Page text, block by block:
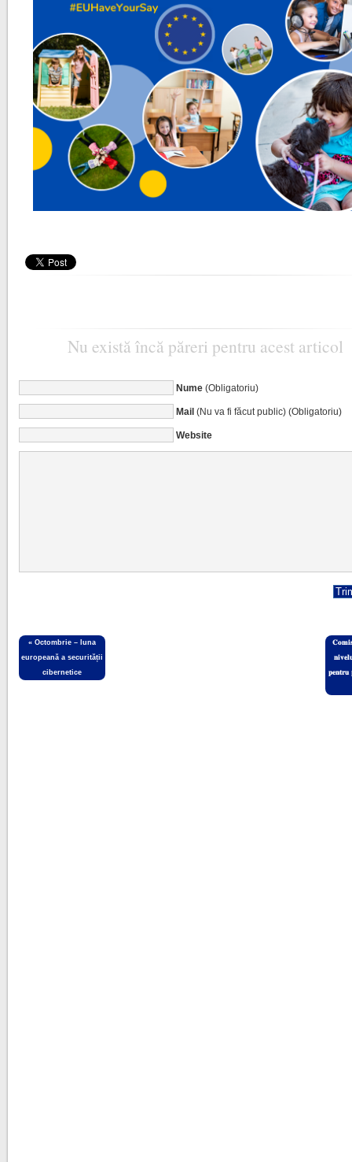
Nu există încă păreri pentru acest articol
Nume(Obligatoriu)
Mail(Nu va fi făcut public) (Obligatoriu)
Website
«Octombrie – luna
europeană a securității
cibernetice
𝐩𝐞𝐧𝐭𝐫𝐮